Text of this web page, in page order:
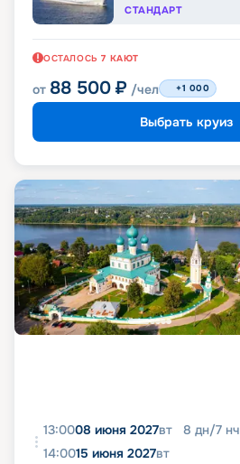
СТАНДАРТ
ОСТАЛОСЬ 7 КАЮТ
от 88 500 ₽ /чел +1 000
Выбрать круиз
13:0008 июня 2027вт 8 дн/7 нч
14:0015 июня 2027вт